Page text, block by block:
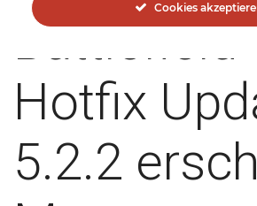
Battlefield
Hotfix
5.2.2
Cookies